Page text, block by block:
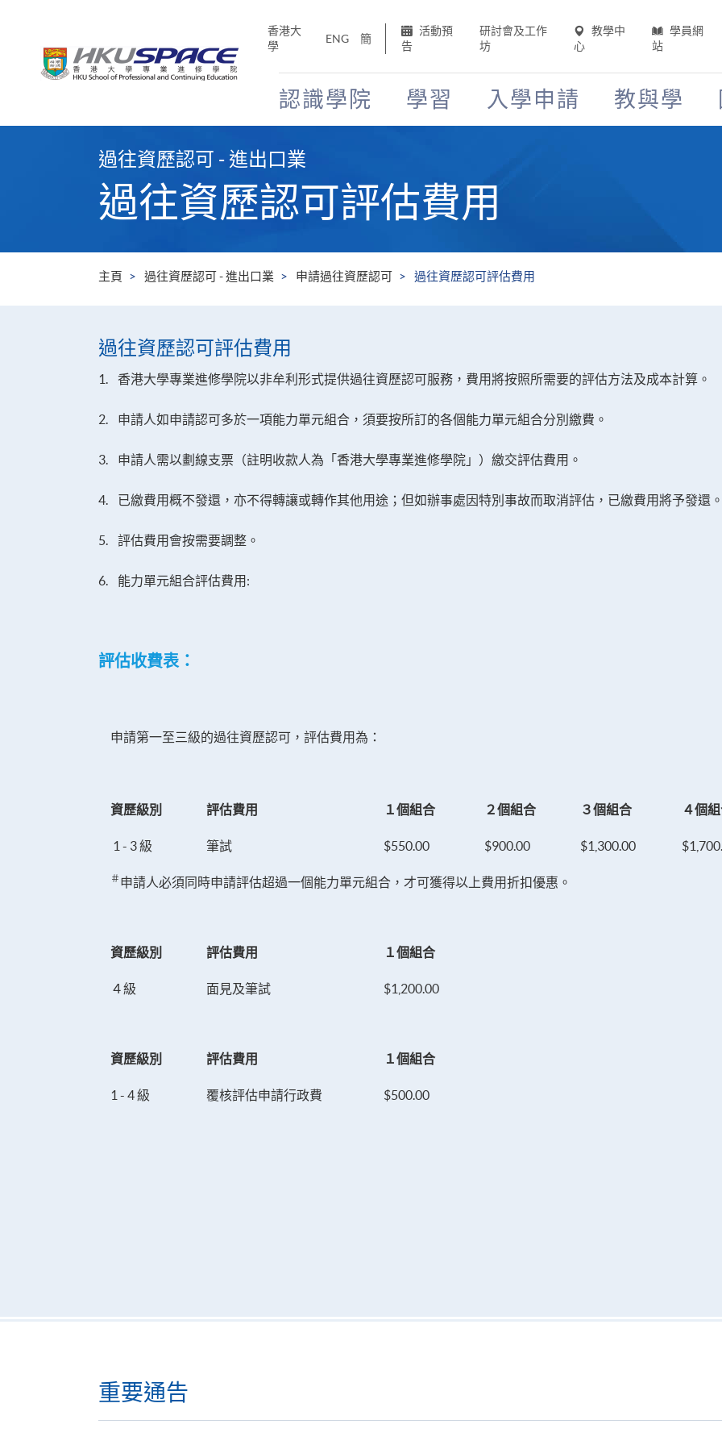
香港大
學
ENG 簡
活動預
告
研討會及工作
坊
教學中
心
學員網
站
認識學院 學習 入學申請 教與學
過往資歷認可 - 進出口業
過往資歷認可評估費用
主頁 過往資歷認可 - 進出口業 申請過往資歷認可 過往資歷認可評估費用
過往資歷認可評估費用
1. 香港大學專業進修學院以非牟利形式提供過往資歷認可服務，費用將按照所需要的評估方法及成本計算。
2. 申請人如申請認可多於一項能力單元組合，須要按所訂的各個能力單元組合分別繳費。
3. 申請人需以劃線支票（註明收款人為「香港大學專業進修學院」）繳交評估費用。
4. 已繳費用概不發還，亦不得轉讓或轉作其他用途；但如辦事處因特別事故而取消評估，已繳費用將予發還
5. 評估費用會按需要調整。
6. 能力單元組合評估費用:
評估收費表 ：
申請第一至三級的過往資歷認可，評估費用為：
資歷級別 評估費用 １個組合 ２個組合 ３個組合 ４個
1 - 3 級 筆試 $550.00 $900.00 $1,300.00
＃ 申請人必須同時申請評估超過一個能力單元組合，才可獲得以上費用折扣優惠。
資歷級別 評估費用 １個組合
４級 面見及筆試 $1,200.00
資歷級別 評估費用 １個組合
1 - 4 級 覆核評估申請行政費 $500.00
重要通告